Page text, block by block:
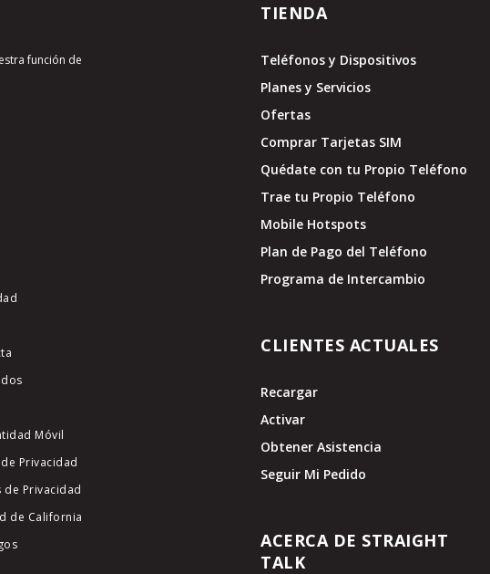
función de
Móvil
Privacidad
de Privacidad
de California
TIENDA
Teléfonos y Dispositivos
Planes y Servicios
Ofertas
Comprar Tarjetas SIM
Quédate con tu Propio Teléfono
Trae tu Propio Teléfono
Mobile Hotspots
Plan de Pago del Teléfono
Programa de Intercambio
CLIENTES ACTUALES
Recargar
Activar
Obtener Asistencia
Seguir Mi Pedido
ACERCA DE STRAIGHT
TALK